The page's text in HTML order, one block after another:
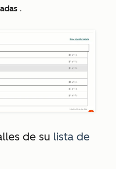
.
de su lista de